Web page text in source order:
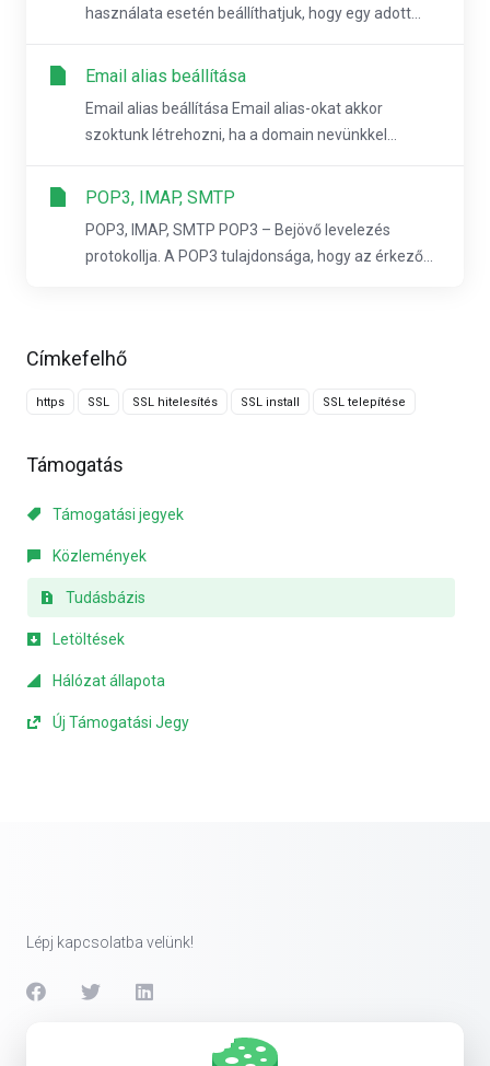
Címkefelhő
https SSL SSL hitelesítés SSL install SSL telepítése
Támogatás
Támogatási jegyek
Közlemények
Tudásbázis
Letöltések
Hálózat állapota
Új Támogatási Jegy
használata esetén beállíthatjuk, hogy egy adott...
Email alias beállítása
Email alias beállítása Email alias-okat akkor
szoktunk létrehozni, ha a domain nevünkkel...
POP3, IMAP, SMTP
POP3, IMAP, SMTP POP3 – Bejövő levelezés
protokollja. A POP3 tulajdonsága, hogy az érkező...
Lépj kapcsolatba velünk!